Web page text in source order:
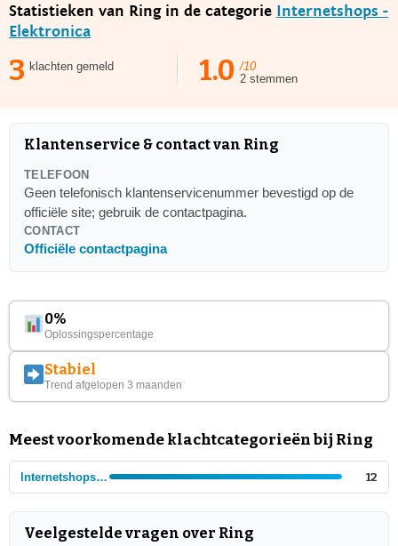
Statistieken van Ring in de categorie Internetshops -
Elektronica
3 klachten gemeld 1.0 /10
2 stemmen
Klantenservice & contact van Ring
TELEFOON
Geen telefonisch klantenservicenummer bevestigd op de
officiële site; gebruik de contactpagina.
CONTACT
Officiële contactpagina
0%
Oplossingspercentage
Stabiel
Trend afgelopen 3 maanden
Meest voorkomende klachtcategorieën bij Ring
Internetshops - Elektronica 12
Veelgestelde vragen over Ring